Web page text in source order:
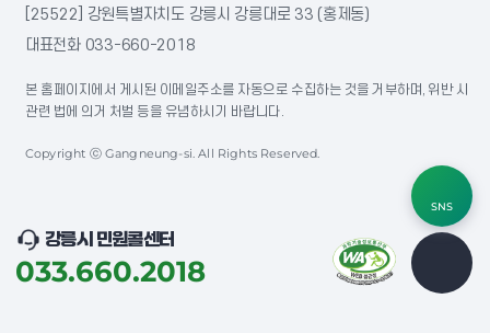
[25522] 강원특별자치도 강릉시 강릉대로 33 (홍제동)
대표전화 033-660-2018
본 홈페이지에서 게시된 이메일주소를 자동으로 수집하는 것을 거부하며, 위반 시
관련 법에 의거 처벌 등을 유념하시기 바랍니다.
Copyright ⓒ Gangneung-si. All Rights Reserved.
강릉시 민원콜센터
033.660.2018
SNS